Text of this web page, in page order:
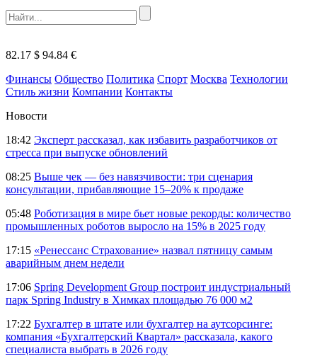
82.17 $ 94.84 €
Финансы Общество Политика Спорт Москва Технологии
Стиль жизни Компании Контакты
Новости
18:42 Эксперт рассказал, как избавить разработчиков от
стресса при выпуске обновлений
08:25 Выше чек — без навязчивости: три сценария
консультации, прибавляющие 15–20% к продаже
05:48 Роботизация в мире бьет новые рекорды: количество
промышленных роботов выросло на 15% в 2025 году
17:15 «Ренессанс Страхование» назвал пятницу самым
аварийным днем недели
17:06 Spring Development Group построит индустриальный
парк Spring Industry в Химках площадью 76 000 м2
17:22 Бухгалтер в штате или бухгалтер на аутсорсинге:
компания «Бухгалтерский Квартал» рассказала, какого
специалиста выбрать в 2026 году